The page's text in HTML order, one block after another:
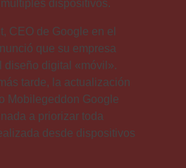
dispositivos.
CEO de Google en el
que su empresa
diseño digital «móvil».
tarde, la actualización
Mobilegeddon Google
a priorizar toda
desde dispositivos